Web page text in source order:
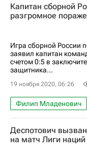
Сергей Милинкович-
Торино
Капитан сборной
разгромное
Игра сборной России
заявил капитан
счетом 0:5 в
защитника...
19 ноября 2020, 06:26
Филип Младенович
Белград (город)
Сборная России по
Деспотович
на матч Лиги